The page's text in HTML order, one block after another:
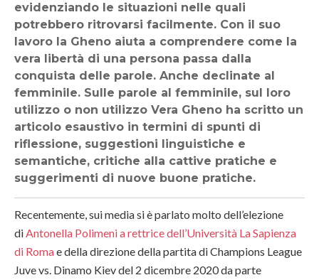
evidenziando le situazioni nelle quali
potrebbero ritrovarsi facilmente. Con il suo
lavoro la Gheno aiuta a comprendere come la
vera libertà di una persona passa dalla
conquista delle parole. Anche declinate al
femminile. Sulle parole al femminile, sul loro
utilizzo o non utilizzo Vera Gheno ha scritto un
articolo esaustivo in termini di spunti di
riflessione, suggestioni linguistiche e
semantiche, critiche alla cattive pratiche e
suggerimenti di nuove buone pratiche.
Recentemente, sui media si è parlato molto dell’elezione
di Antonella Polimeni a rettrice dell’Università La Sapienza
di Romae della direzione della partita di Champions League
Juve vs. Dinamo Kiev del 2 dicembre 2020 da parte